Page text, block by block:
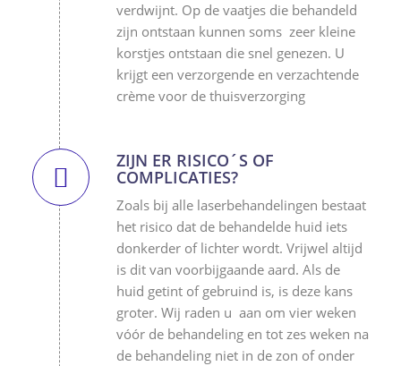
verdwijnt. Op de vaatjes die behandeld
zijn ontstaan kunnen soms zeer kleine
korstjes ontstaan die snel genezen. U
krijgt een verzorgende en verzachtende
crème voor de thuisverzorging
ZIJN ER RISICO´S OF
COMPLICATIES?
Zoals bij alle laserbehandelingen bestaat
het risico dat de behandelde huid iets
donkerder of lichter wordt. Vrijwel altijd
is dit van voorbijgaande aard. Als de
huid getint of gebruind is, is deze kans
groter. Wij raden u aan om vier weken
vóór de behandeling en tot zes weken na
de behandeling niet in de zon of onder